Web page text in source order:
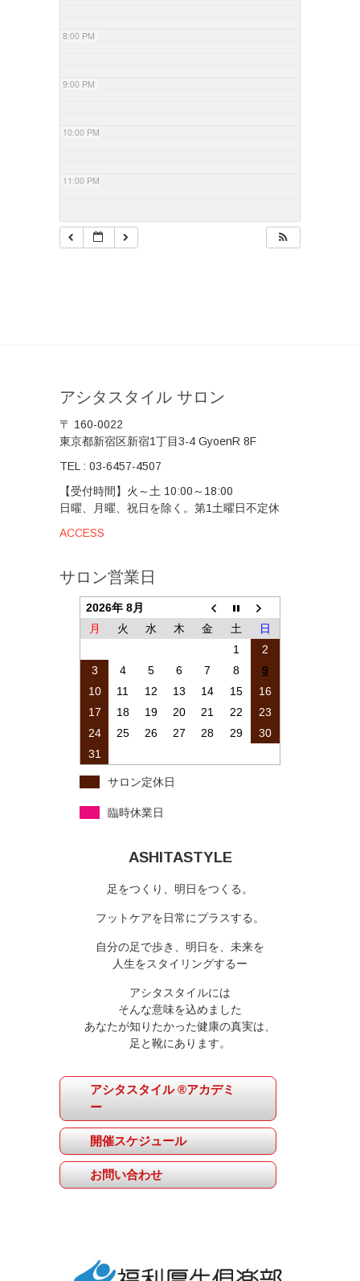
8:00 PM
9:00 PM
10:00 PM
11:00 PM
アシタスタイル サロン
〒 160-0022
東京都新宿区新宿1丁目3-4 GyoenR 8F
TEL : 03-6457-4507
【受付時間】火～土 10:00～18:00
日曜、月曜、祝日を除く。第1土曜日不定休
ACCESS
サロン営業日
2026年 8月
月
火 水 木 金 土
日
1
2
3
4 5 6 7 8
9
10
11 12 13 14 15
16
17
18 19 20 21 22
23
24
25 26 27 28 29
30
31
サロン定休日
臨時休業日
ASHITASTYLE
足をつくり、明日をつくる。
フットケアを日常にプラスする。
自分の足で歩き、明日を、未来を
人生をスタイリングするー
アシタスタイルには
そんな意味を込めました
あなたが知りたかった健康の真実は、
足と靴にあります。
アシタスタイル ®アカデミ
ー
開催スケジュール
お問い合わせ